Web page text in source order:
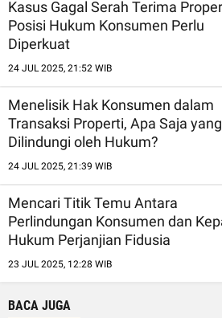
Kasus Gagal Serah Terima
Posisi Hukum Konsumen Perlu
Diperkuat
24 JUL 2025, 21:52 WIB
Menelisik Hak Konsumen dalam
Transaksi Properti, Apa Saja yang
Dilindungi oleh Hukum?
24 JUL 2025, 21:39 WIB
Mencari Titik Temu Antara
Perlindungan Konsumen dan
Hukum Perjanjian Fidusia
23 JUL 2025, 12:28 WIB
BACA JUGA